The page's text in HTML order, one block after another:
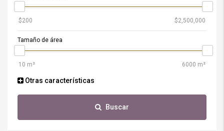
Tamaño de área
Otras características
Buscar